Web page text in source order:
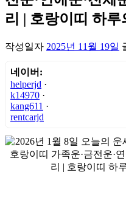
리 | 호랑이띠 하루
작성일자 2025년 11월 19일
네이버:
helperjd ·
k14970 ·
kang611 ·
rentcarjd